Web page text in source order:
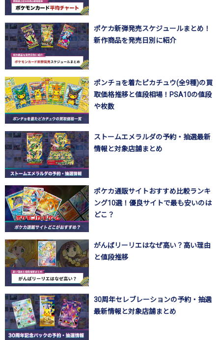
ポケカ新弾発売スケジュールまとめ！
新作商品を発売日別に紹介
ポンチョを着たピカチュウ(全9種)の買
取価格推移と値段相場！PSA10の値段
や枚数
ストームエメラルダの予約・抽選最新
情報と対象店舗まとめ
ポケカ通販サイトおすすめ比較ランキ
ング10選！優良サイトで最も安いのは
どこ？
がんばリーリエはなぜ高い？高い理由
と値段推移
30周年セレブレーションの予約・抽選
最新情報と対象店舗まとめ